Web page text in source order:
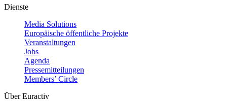
Dienste
Media Solutions
Europäische öffentliche Projekte
Veranstaltungen
Jobs
Agenda
Pressemitteilungen
Members’ Circle
Über Euractiv